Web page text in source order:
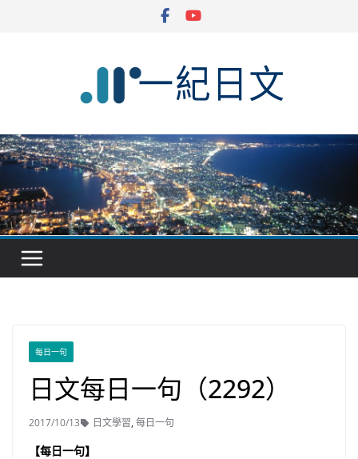
每日一句
日文每日一句（2292）
2017/10/13 日文學習,每日一句
【每日一句】